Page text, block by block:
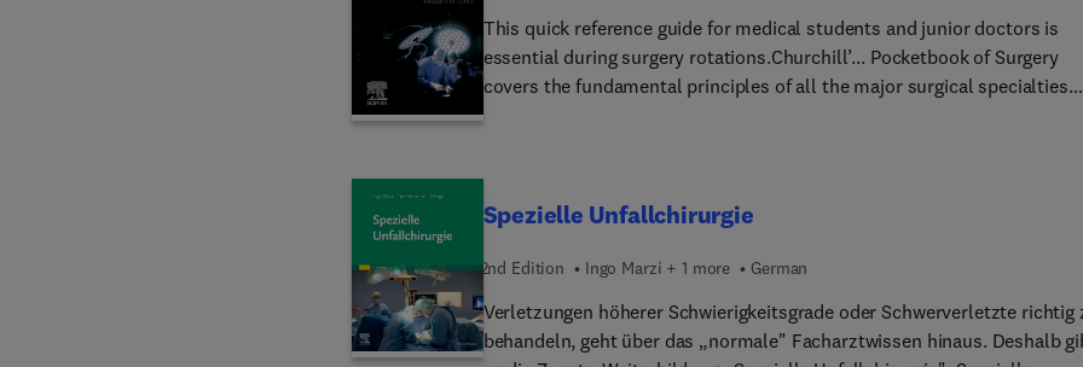
This quick reference guide for medical students and junior doctors is
essential during surgery rotations.Churchill’... Pocketbook of Surgery
covers the fundamental principles of all the major surgical specialties
including aetiology, diagnosis and management, pre-operative and post-
emergency situations.Fully updated, succinct and clearly structured,
is a must-have book that you will return to time and again.
Spezielle Unfallchirurgie
2nd Edition Ingo Marzi + 1 more German
Verletzungen höherer Schwierigkeitsgrade oder Schwerverletzte richtig
behandeln, geht über das „normale" Facharztwissen hinaus. Deshalb